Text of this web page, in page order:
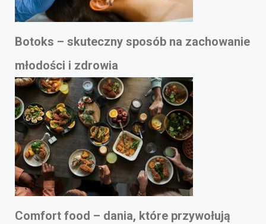
Botoks – skuteczny sposób na zachowanie
młodości i zdrowia
Comfort food – dania, które przywołują